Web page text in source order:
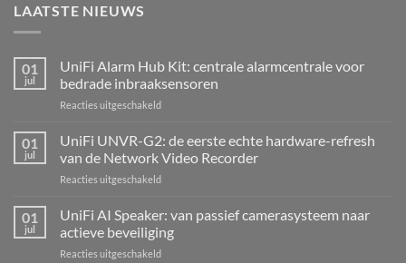
LAATSTE NIEUWS
01
jul
UniFi Alarm Hub Kit: centrale alarmcentrale voor
bedrade inbraaksensoren
Reacties uitgeschakeldvoor
Alarm
Kit:
centrale
voor
inbraaksensoren
01
jul
UniFi UNVR-G2: de eerste echte hardware-refresh
van de Network Video Recorder
Reacties uitgeschakeldvoor
de
eerste
01
jul
UniFi AI Speaker: van passief camerasysteem naar
actieve beveiliging
Reacties uitgeschakeldvoor